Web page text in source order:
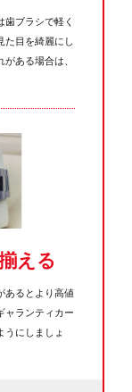
ブラシで軽く
た目を綺麗にし
ある場合は、
える
あるとより高値
ャランティカー
うにしましょ